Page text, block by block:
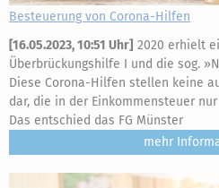
Besteuerung von Corona-Hilfen
[16.05.2023, 10:51 Uhr] 2020 erhielt
Überbrückungshilfe I und die sog.
Diese Corona-Hilfen stellen keine
dar, die in der Einkommensteuer
Das entschied das FG Münster
mehr